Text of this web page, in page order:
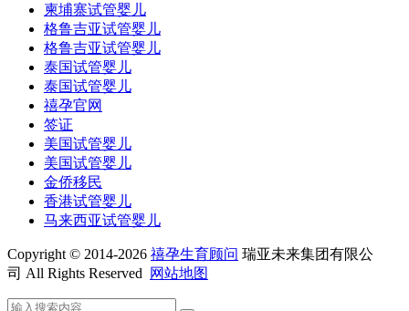
柬埔寨试管婴儿
格鲁吉亚试管婴儿
格鲁吉亚试管婴儿
泰国试管婴儿
泰国试管婴儿
禧孕官网
签证
美国试管婴儿
美国试管婴儿
金侨移民
香港试管婴儿
马来西亚试管婴儿
Copyright © 2014-2026 禧孕生育顾问 瑞亚未来集团有限公
司 All Rights Reserved
网站地图